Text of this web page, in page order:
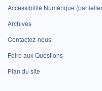
Accessibilité Numérique
Archives
Contactez-nous
Foire aux Questions
Plan du site